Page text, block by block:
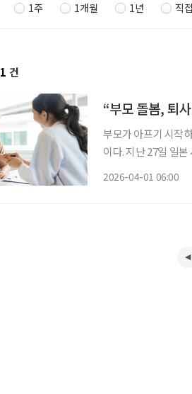
1주 1개월 1년 직
1 건
“부모 돌봄, 퇴
부모가 아프기 시작
이다. 지난 27일 일본 사이타마현이 출간한 ‘일과 돌봄의 양립 사례집’은 그 막막한 순간을 지
2026-04-01 06:00